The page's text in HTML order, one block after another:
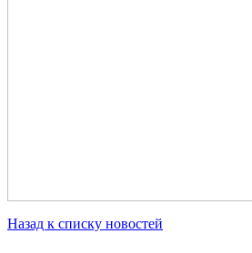
Назад к списку новостей